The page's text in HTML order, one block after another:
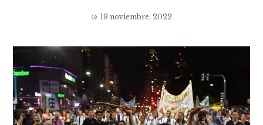
19 noviembre, 2022